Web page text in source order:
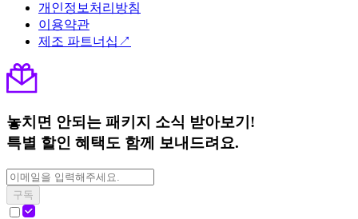
개인정보처리방침
이용약관
제조 파트너십↗
놓치면 안되는 패키지 소식 받아보기!
특별 할인 혜택도 함께 보내드려요.
구독